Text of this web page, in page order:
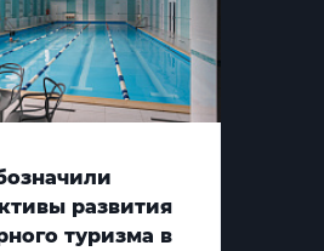
развития
туризма в